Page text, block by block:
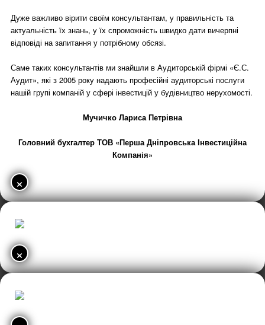
Дуже важливо вірити своїм консультантам, у правильність та
актуальність їх знань, у їх спроможність швидко дати вичерпні
відповіді на запитання у потрібному обсязі.
Саме таких консультантів ми знайшли в Аудиторській фірмі «Є.С.
Аудит», які з 2005 року надають професійні аудиторські послуги
нашій групі компаній у сфері інвестицій у будівництво нерухомості.
Мучичко Лариса Петрівна
Головний бухгалтер ТОВ «Перша Дніпровська Інвестиційна
Компанія»
×
×